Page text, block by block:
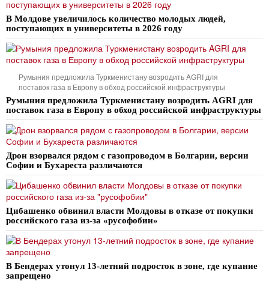
В Молдове увеличилось количество молодых людей,
поступающих в университеты в 2026 году
Румыния предложила Туркменистану возродить AGRI для
поставок газа в Европу в обход российской инфраструктуры
Румыния предложила Туркменистану возродить AGRI для
поставок газа в Европу в обход российской инфраструктуры
Дрон взорвался рядом с газопроводом в Болгарии, версии
Софии и Бухареста различаются
Цибашенко обвинил власти Молдовы в отказе от покупки
российского газа из-за «русофобии»
В Бендерах утонул 13-летний подросток в зоне, где купание
запрещено